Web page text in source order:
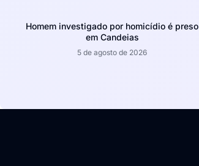
Homem investigado por homicídio é preso
em Candeias
5 de agosto de 2026